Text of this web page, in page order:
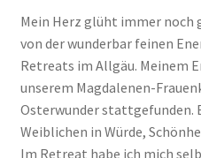
Mein Herz glüht immer noch
von der wunderbar feinen
Retreats im Allgäu. Meinem
unserem Magdalenen-
Osterwunder stattgefunden.
Weiblichen in Würde,
Im Retreat habe ich mich